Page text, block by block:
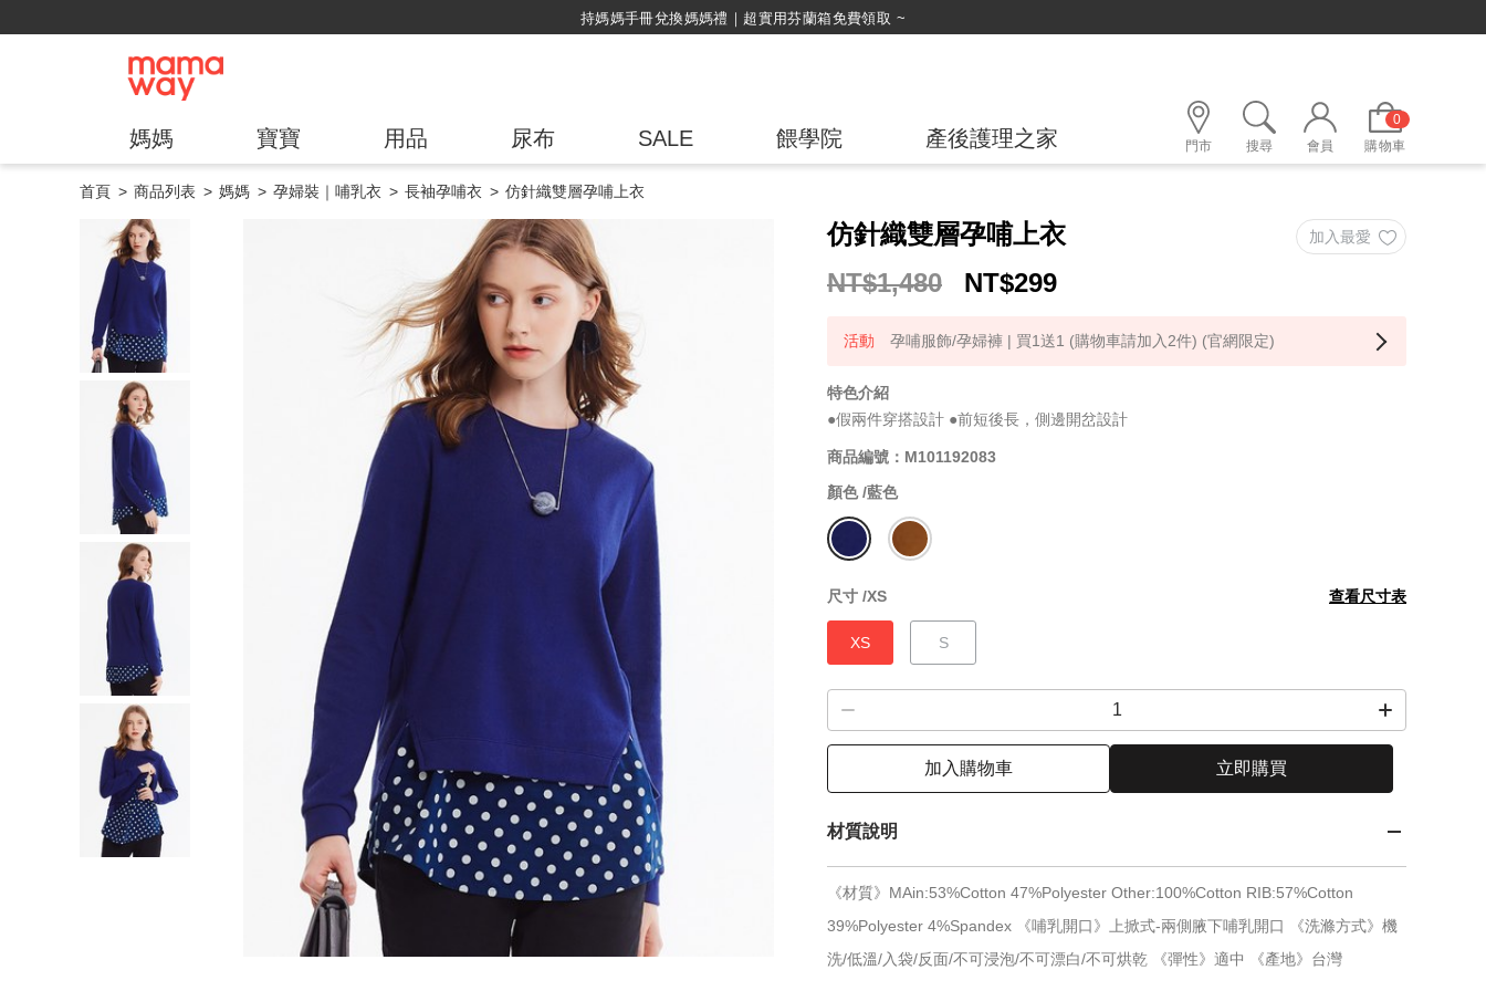
媽媽 寶寶 用品 尿布 SALE 餵學院 產後護理之家 門市 搜尋 會員
0
購物車
首頁 商品列表 媽媽 孕婦裝｜哺乳衣 長袖孕哺衣 仿針織雙層孕哺上衣
仿針織雙層孕哺上衣
NT$1,480
NT$299
孕哺服飾/孕婦褲 | 買1送1 (購物車請加入2件) (官網限定)
特色介紹
●假兩件穿搭設計 ●前短後長，側邊開岔設計
商品編號：M101192083
顏色 /藍色
尺寸 /XS 查看尺寸表
XS S
加入購物車 立即購買
材質說明
《材質》MAin:53%Cotton 47%Polyester Other:100%Cotton RIB:57%Cotton
39%Polyester 4%Spandex 《哺乳開口》上掀式-兩側腋下哺乳開口 《洗滌方式》機
洗/低溫/入袋/反面/不可浸泡/不可漂白/不可烘乾 《彈性》適中 《產地》台灣